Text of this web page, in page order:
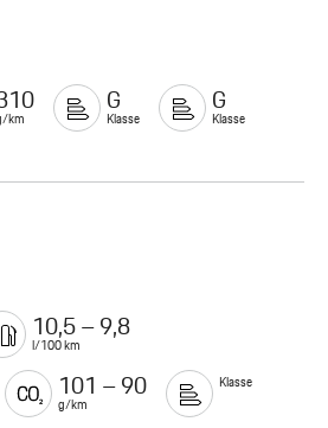
km
G
Klasse
G
Klasse
10,5 – 9,8
l/100 km
101 – 90
g/km
Klasse